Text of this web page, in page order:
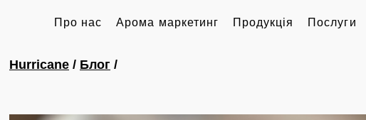
Про нас Арома маркетинг Продукція Послуги
Hurricane / Блог /